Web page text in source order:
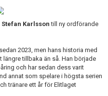
Stefan Karlsson till ny ordförande
2023, men hans historia med
tillbaka än så. Han började
och har sedan dess varit
annat som spelare i högsta serien
tränare ett år för Elitlaget